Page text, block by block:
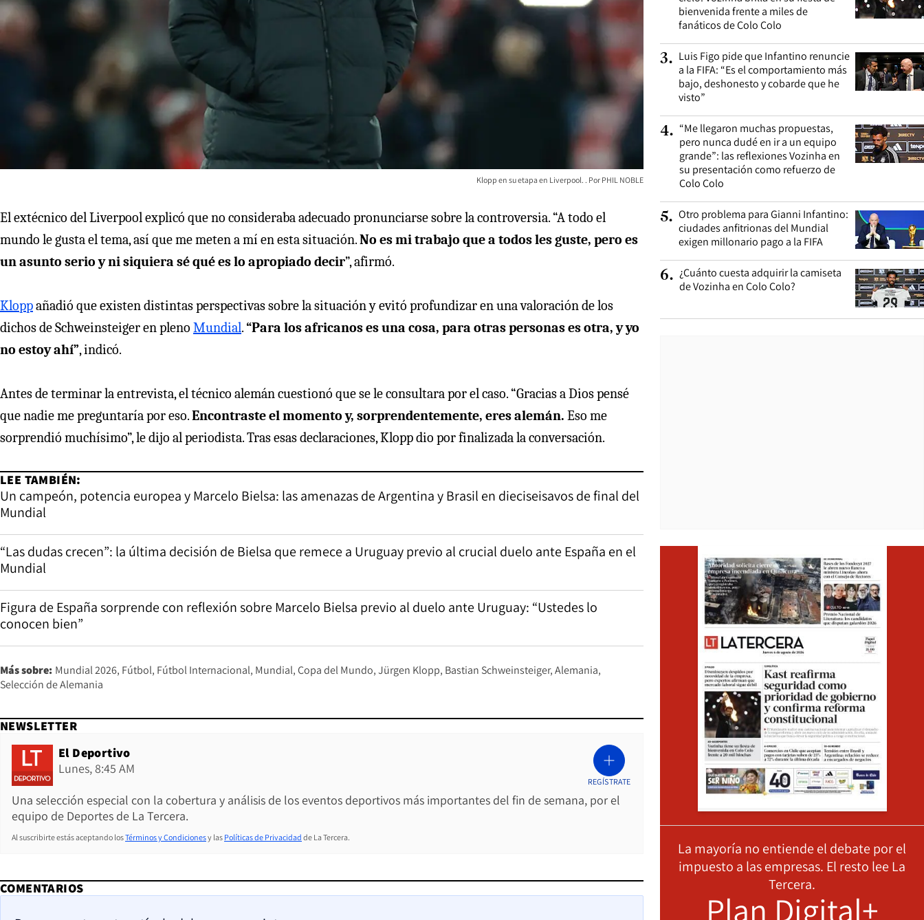
Klopp en su etapa en Liverpool. PHIL NOBLE
El extécnico del Liverpool explicó que no consideraba adecuado pronunciarse sobre la controversia. “A todo el
mundo le gusta el tema, así que me meten a mí en esta situación.No es mi trabajo que a todos les guste, pero es
un asunto serio y ni siquiera sé qué es lo apropiado decir”, afirmó.
Kloppañadió que existen distintas perspectivas sobre la situación y evitó profundizar en una valoración de los
dichos de Schweinsteiger en pleno Mundial.“Para los africanos es una cosa, para otras personas es otra, y yo
no estoy ahí”, indicó.
Antes de terminar la entrevista, el técnico alemán cuestionó que se le consultara por el caso. “Gracias a Dios pensé
que nadie me preguntaría por eso.Encontraste el momento y, sorprendentemente, eres alemán. Eso me
sorprendió muchísimo”, le dijo al periodista. Tras esas declaraciones, Klopp dio por finalizada la conversación.
LEE TAMBIÉN:
Un campeón, potencia europea y Marcelo Bielsa: las amenazas de Argentina y Brasil en dieciseisavos de final del
Mundial
“Las dudas crecen”: la última decisión de Bielsa que remece a Uruguay previo al crucial duelo ante España en el
Mundial
Figura de España sorprende con reflexión sobre Marcelo Bielsa previo al duelo ante Uruguay: “Ustedes lo
conocen bien”
Más sobre: Mundial 2026 Fútbol Fútbol Internacional Mundial Copa del Mundo Jürgen Klopp Bastian Schweinsteiger Alemania
Selección de Alemania
NEWSLETTER
El Deportivo
Lunes, 8:45 AM
Una selección especial con la cobertura y análisis de los eventos deportivos más importantes del fin de semana, por el
equipo de Deportes de La Tercera.
REGÍSTRATE
Al suscribirte estás aceptando losTérminos y Condicionesy las Políticas de Privacidad de La Tercera.
COMENTARIOS
bienvenida frente a miles de
fanáticos de Colo Colo
3. Luis Figo pide que Infantino renuncie
a la FIFA: “Es el comportamiento más
bajo, deshonesto y cobarde que he
visto”
4. “Me llegaron muchas propuestas,
pero nunca dudé en ir a un equipo
grande”: las reflexiones Vozinha en
su presentación como refuerzo de
Colo Colo
5. Otro problema para Gianni Infantino:
ciudades anfitrionas del Mundial
exigen millonario pago a la FIFA
6. ¿Cuánto cuesta adquirir la camiseta
de Vozinha en Colo Colo?
La mayoría no entiende el debate por el
impuesto a las empresas. El resto lee La
Tercera.
Plan Digital+